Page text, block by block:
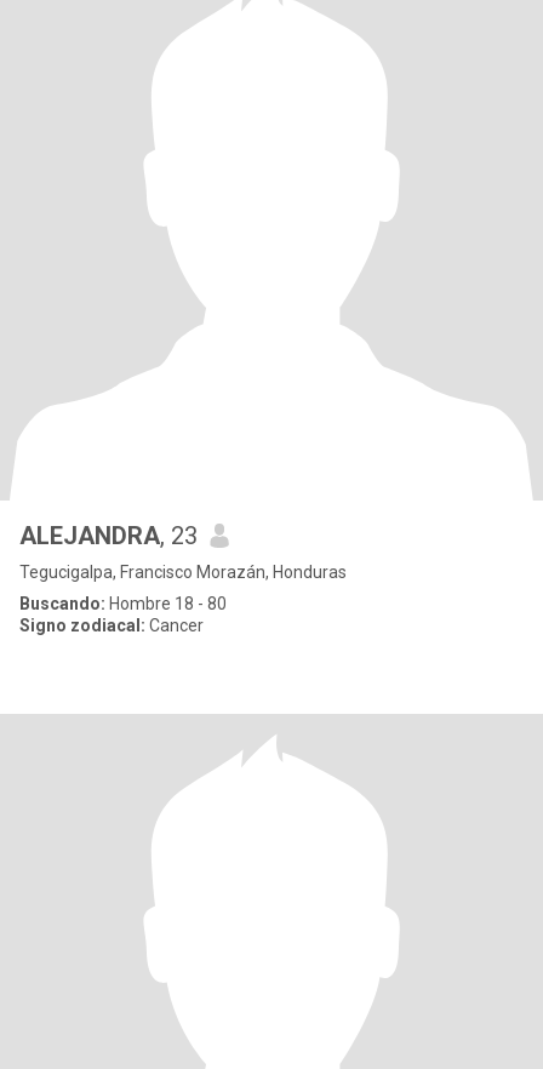
ALEJANDRA, 23
Tegucigalpa, Francisco Morazán, Honduras
Buscando: Hombre 18 - 80
Signo zodiacal: Cancer